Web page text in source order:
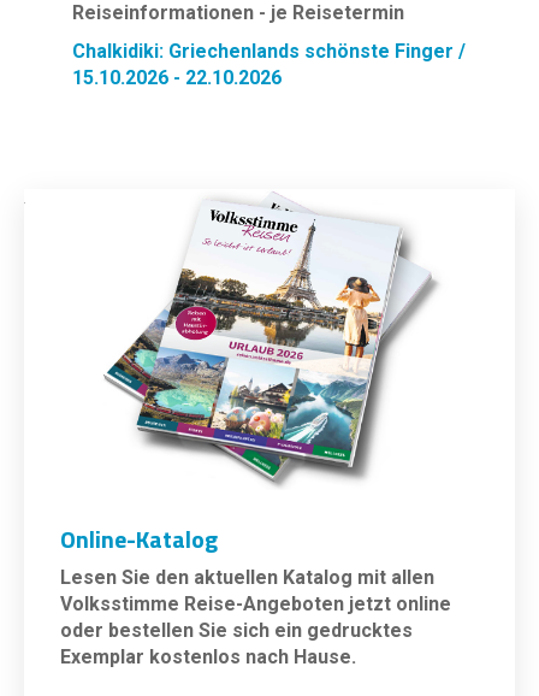
Reiseinformationen - je Reisetermin
Chalkidiki: Griechenlands schönste Finger /
15.10.2026 - 22.10.2026
Online-Katalog
Lesen Sie den aktuellen Katalog mit allen
Volksstimme Reise-Angeboten jetzt online
oder bestellen Sie sich ein gedrucktes
Exemplar kostenlos nach Hause.